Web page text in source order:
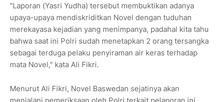
"Laporan (Yasri Yudha) tersebut membuktikan adanya
upaya-upaya mendiskriditkan Novel dengan tuduhan
merekayasa kejadian yang menimpanya, padahal kita tahu
bahwa saat ini Polri sudah menetapkan 2 orang tersangka
sebagai terduga pelaku penyiraman air keras terhadap
mata Novel," kata Ali Fikri.
Menurut Ali Fikri, Novel Baswedan sejatinya akan